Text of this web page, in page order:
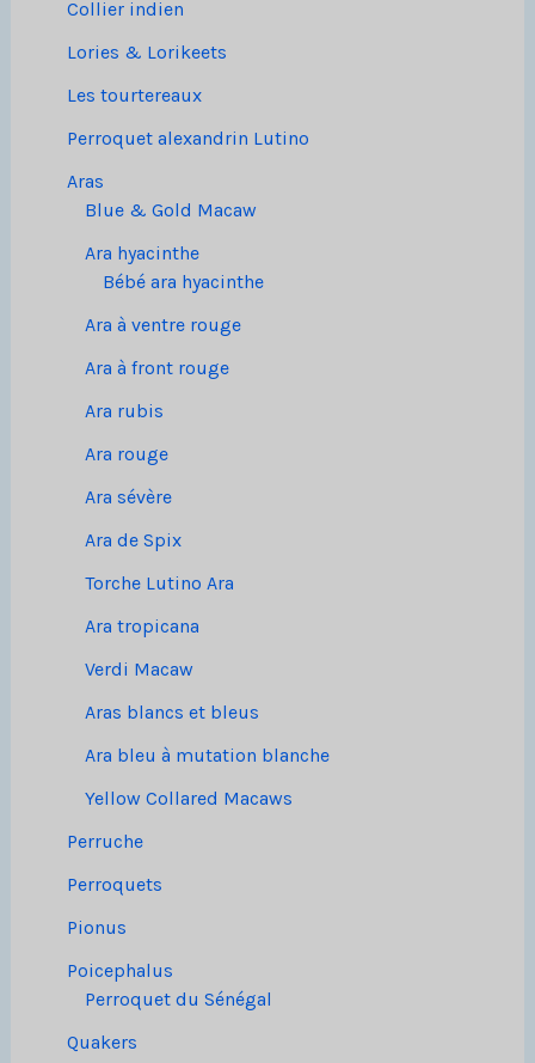
Collier indien
Lories & Lorikeets
Les tourtereaux
Perroquet alexandrin Lutino
Aras
Blue & Gold Macaw
Ara hyacinthe
Bébé ara hyacinthe
Ara à ventre rouge
Ara à front rouge
Ara rubis
Ara rouge
Ara sévère
Ara de Spix
Torche Lutino Ara
Ara tropicana
Verdi Macaw
Aras blancs et bleus
Ara bleu à mutation blanche
Yellow Collared Macaws
Perruche
Perroquets
Pionus
Poicephalus
Perroquet du Sénégal
Quakers